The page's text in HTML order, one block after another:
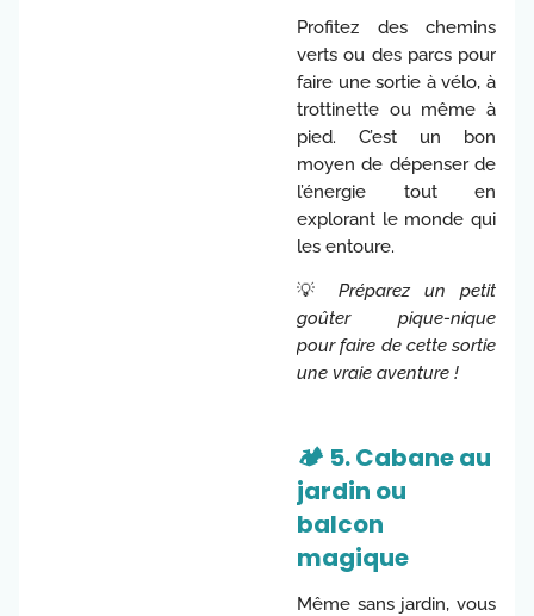
Profitez des chemins
verts ou des parcs pour
faire une sortie à vélo, à
trottinette ou même à
pied. C’est un bon
moyen de dépenser de
l’énergie tout en
explorant le monde qui
les entoure.
💡Préparez un petit
goûter pique-nique
pour faire de cette sortie
une vraie aventure !
🏕️ 5. Cabane au
jardin ou
balcon
magique
Même sans jardin, vous